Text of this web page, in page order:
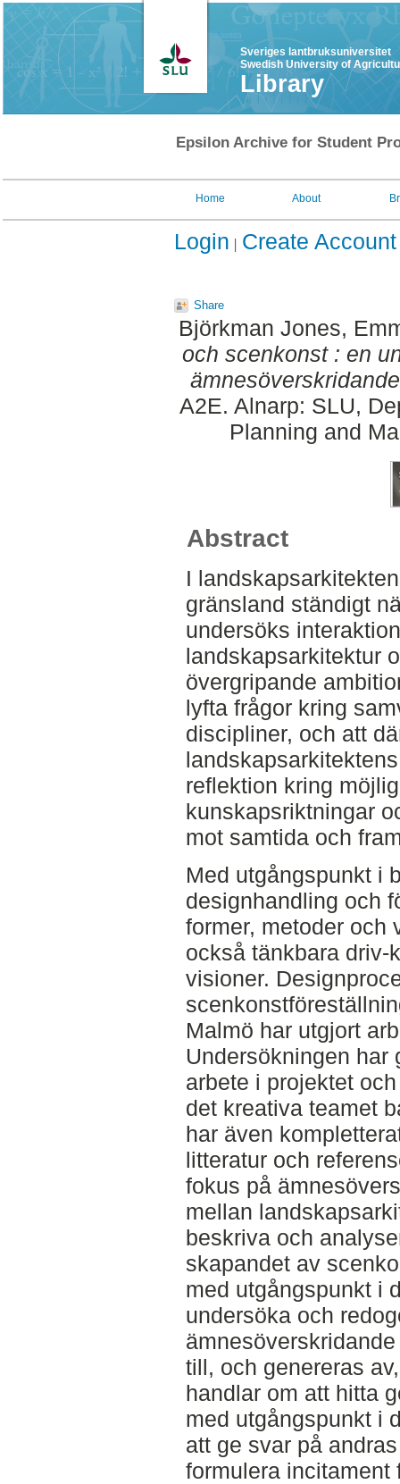
Sveriges lantbruksuniversitet
Swedish University of
Library
Epsilon Archive for Student
Home About
Login Create Account
Share
Björkman Jones,
och scenkonst : en
A2E. Alnarp: SLU,
Planning and
Abstract
I
gränsland ständigt
undersöks
landskapsarkitektur
övergripande
lyfta frågor kring
discipliner, och att
reflektion kring
kunskapsriktningar
mot samtida och
Med utgångspunkt i
designhandling och
former, metoder och
också tänkbara driv-
visioner.
Malmö har utgjort
Undersökningen har
arbete i projektet
det kreativa teamet
har även
litteratur och
fokus på
mellan
beskriva och
skapandet av
med utgångspunkt i
undersöka och
till, och genereras
handlar om att hitta
med utgångspunkt i
att ge svar på
formulera incitament